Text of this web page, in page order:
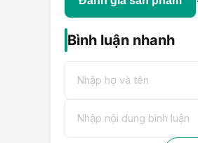
Bình luận nhanh